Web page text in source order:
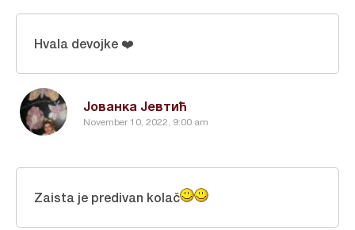
Јованка Јевтић
November 10, 2022, 9:00 am
Hvala devojke ❤️
Zaista je predivan kolač